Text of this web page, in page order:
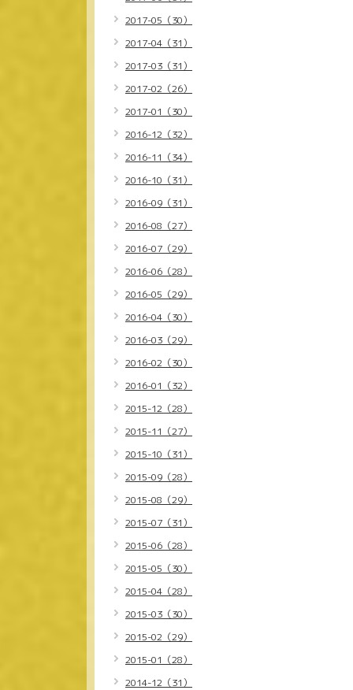
2017-05（30）
2017-04（31）
2017-03（31）
2017-02（26）
2017-01（30）
2016-12（32）
2016-11（34）
2016-10（31）
2016-09（31）
2016-08（27）
2016-07（29）
2016-06（28）
2016-05（29）
2016-04（30）
2016-03（29）
2016-02（30）
2016-01（32）
2015-12（28）
2015-11（27）
2015-10（31）
2015-09（28）
2015-08（29）
2015-07（31）
2015-06（28）
2015-05（30）
2015-04（28）
2015-03（30）
2015-02（29）
2015-01（28）
2014-12（31）